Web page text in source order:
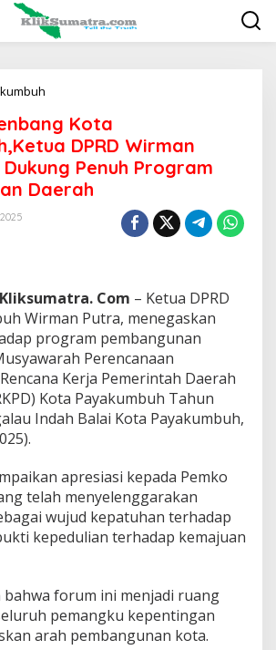
d
i
r
i
M
a
n
g
K
t
a
P
k
u
m
b
u
K
e
t
Kota
DPRD Wirman
Penuh Program
Daerah
Com – Ketua DPRD
Wirman Putra, menegaskan
program pembangunan
Perencanaan
Kerja Pemerintah Daerah
Kota Payakumbuh Tahun
Indah Balai Kota Payakumbuh,
apresiasi kepada Pemko
telah menyelenggarakan
wujud kepatuhan terhadap
kepedulian terhadap kemajuan
bahwa forum ini menjadi ruang
pemangku kepentingan
arah pembangunan kota.